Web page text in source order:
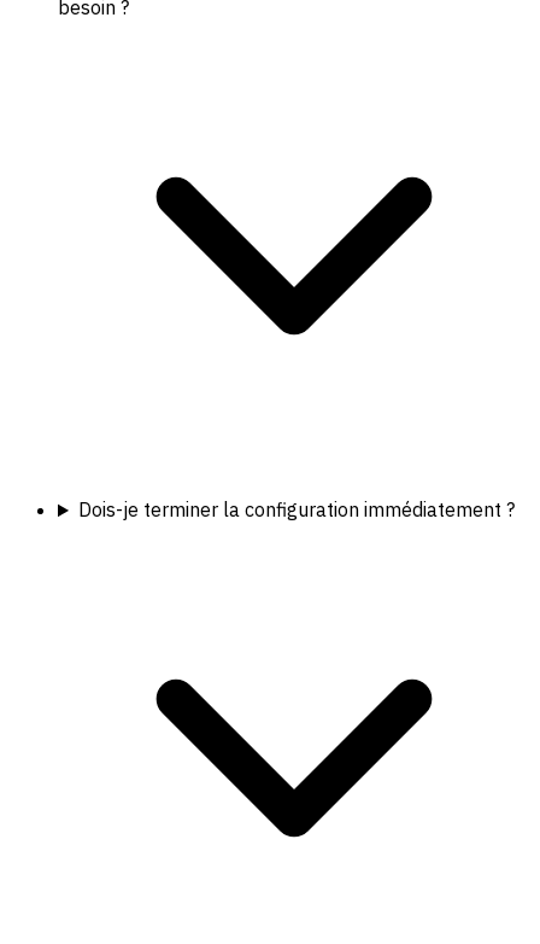
besoin ?
Dois-je terminer la configuration immédiatement ?